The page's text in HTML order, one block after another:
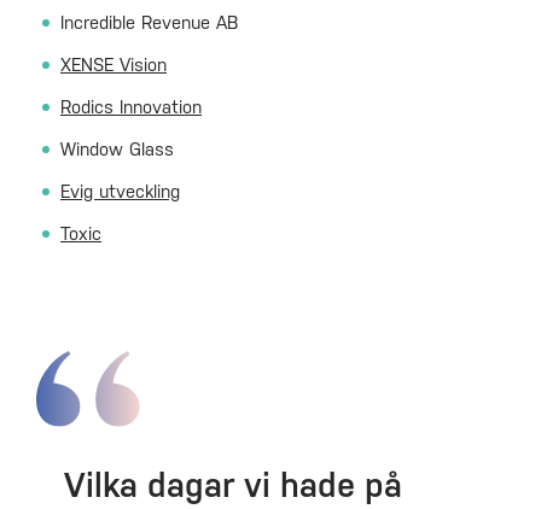
Incredible Revenue AB
XENSE Vision
Rodics Innovation
Window Glass
Evig utveckling
Toxic
Vilka dagar vi hade på